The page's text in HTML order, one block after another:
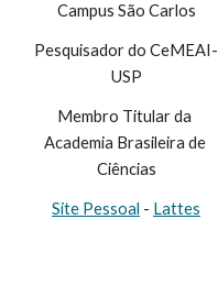
Campus São Carlos
Pesquisador do CeMEAI-
USP
Membro Titular da
Academia Brasileira de
Ciências
Site Pessoal - Lattes